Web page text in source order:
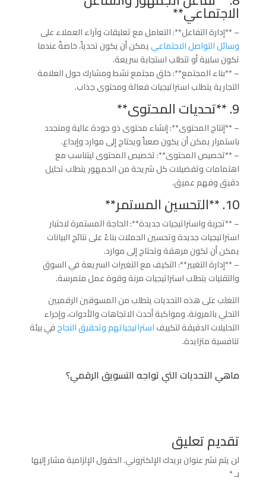
الاجتماعي**
– **إدارة التفاعل**: التعامل مع تعليقات وآراء العملاء على
وسائل التواصل الاجتماعييمكن أن يكون تحدياً، خاصةً عندما
تكون سلبية أو تتطلب استجابة سريعة.
– **بناء المجتمع**: خلق مجتمع نشط ومشارك حول العلامة
التجارية يتطلب استراتيجيات فعالة ومحتوى جذاب.
9. **تحديات المحتوى**
– **إنتاج المحتوى**: إنشاء محتوى ذو جودة عالية ومتجدد
باستمرار يمكن أن يكون صعباً ويحتاج إلى موارد وإبداع.
– **تخصيص المحتوى**: تخصيص المحتوى ليتناسب مع
اهتمامات وتفضيلات كل شريحة من الجمهور يتطلب تحليل
دقيق وفهم عميق.
10. **التحسين المستمر**
– **تجربة واستراتيجيات جديدة**: الحاجة المستمرة لاختبار
استراتيجيات جديدة وتحسين الحملات بناءً على نتائج البيانات
يمكن أن تكون مرهقة وتحتاج إلى موارد.
– **إدارة التغيير**: التكيف مع التغيرات السريعة في السوق
والتقنيات يتطلب استراتيجيات مرنة وقوة عمل متمرسة.
التغلب على هذه التحديات يتطلب من المسوقين الرقميين
التحلي بالمرونة، ومواكبة أحدث الاتجاهات والأدوات، وإجراء
التحليلات الدقيقة لتكييفاستراتيجياتهم وتحقيق النجاحفي بيئة
تنافسية متزايدة.
ماهي التحديات التي تواجه التسويق الرقمي؟
تقديم تعليق
لن يتم نشر عنوان بريدك الإلكتروني.الحقول الإلزامية مشار إليها
بـ*